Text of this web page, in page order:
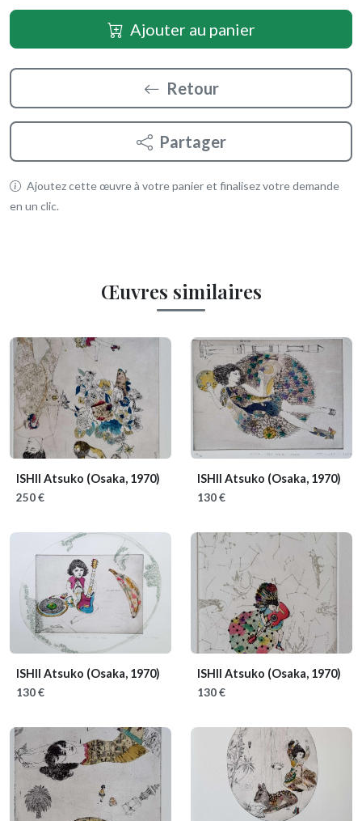
Ajouter au panier
Retour
Partager
Ajoutez cette œuvre à votre panier et finalisez votre demande
en un clic.
Œuvres similaires
ISHII Atsuko (Osaka, 1970)
250 €
ISHII Atsuko (Osaka, 1970)
130 €
ISHII Atsuko (Osaka, 1970)
130 €
ISHII Atsuko (Osaka, 1970)
130 €